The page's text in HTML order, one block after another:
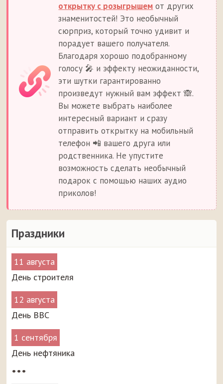
Праздники
11 августа
День строителя
12 августа
День ВВС
1 сентября
День нефтяника
•••
открытку с розыгрышем от других
знаменитостей! Это необычный
сюрприз, который точно удивит и
порадует вашего получателя.
Благодаря хорошо подобранному
голосу 🎤 и эффекту неожиданности,
эти шутки гарантированно
произведут нужный вам эффект 🙈.
Вы можете выбрать наиболее
интересный вариант и сразу
отправить открытку на мобильный
телефон 📲 вашего друга или
родственника. Не упустите
возможность сделать необычный
подарок с помощью наших аудио
приколов!